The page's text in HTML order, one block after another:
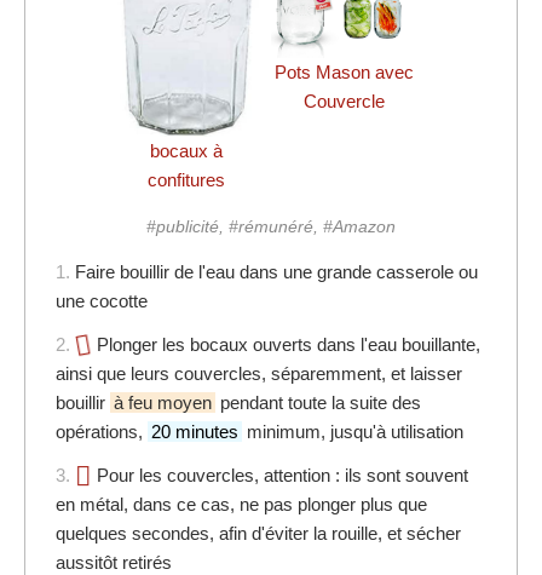
bocaux à
confitures
Pots Mason avec
Couvercle
#publicité, #rémunéré, #Amazon
1. Faire bouillir de l'eau dans une grande casserole ou
une cocotte
2.
Plonger les bocaux ouverts dans l'eau bouillante,
ainsi que leurs couvercles, séparemment, et laisser
bouillir à feu moyen pendant toute la suite des
opérations, 20 minutes minimum, jusqu'à utilisation
3.
Pour les couvercles, attention : ils sont souvent
en métal, dans ce cas, ne pas plonger plus que
quelques secondes, afin d'éviter la rouille, et sécher
aussitôt retirés